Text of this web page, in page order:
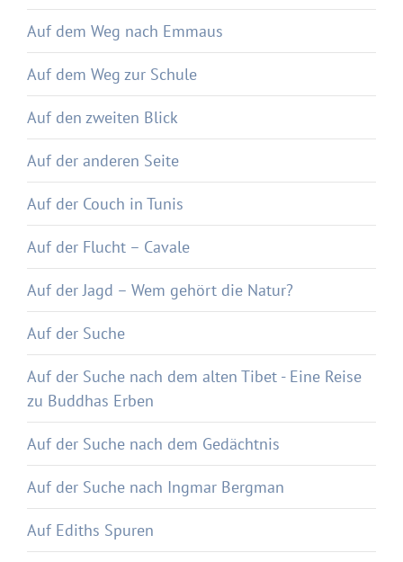
Auf dem Weg nach Emmaus
Auf dem Weg zur Schule
Auf den zweiten Blick
Auf der anderen Seite
Auf der Couch in Tunis
Auf der Flucht – Cavale
Auf der Jagd – Wem gehört die Natur?
Auf der Suche
Auf der Suche nach dem alten Tibet - Eine Reise
zu Buddhas Erben
Auf der Suche nach dem Gedächtnis
Auf der Suche nach Ingmar Bergman
Auf Ediths Spuren